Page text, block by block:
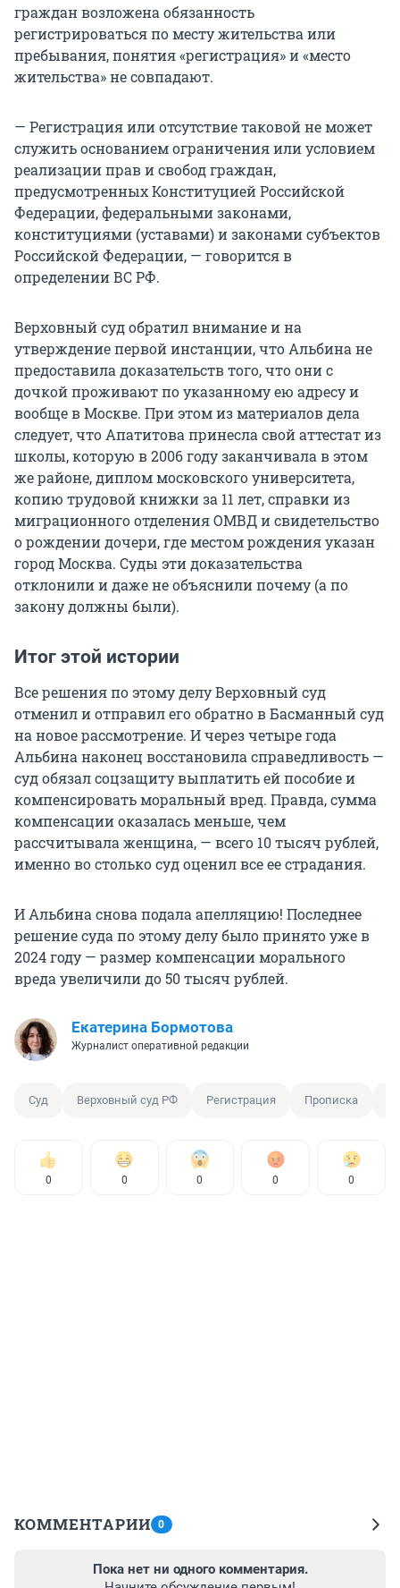
граждан возложена обязанность
регистрироваться по месту жительства или
пребывания, понятия «регистрация» и «место
жительства» не совпадают.
— Регистрация или отсутствие таковой не может
служить основанием ограничения или условием
реализации прав и свобод граждан,
предусмотренных Конституцией Российской
Федерации, федеральными законами,
конституциями (уставами) и законами субъектов
Российской Федерации, — говорится в
определении ВС РФ.
Верховный суд обратил внимание и на
утверждение первой инстанции, что Альбина не
предоставила доказательств того, что они с
дочкой проживают по указанному ею адресу и
вообще в Москве. При этом из материалов дела
следует, что Апатитова принесла свой аттестат из
школы, которую в 2006 году заканчивала в этом
же районе, диплом московского университета,
копию трудовой книжки за 11 лет, справки из
миграционного отделения ОМВД и свидетельство
о рождении дочери, где местом рождения указан
город Москва. Суды эти доказательства
отклонили и даже не объяснили почему (а по
закону должны были).
Итог этой истории
Все решения по этому делу Верховный суд
отменил и отправил его обратно в Басманный суд
на новое рассмотрение. И через четыре года
Альбина наконец восстановила справедливость —
суд обязал соцзащиту выплатить ей пособие и
компенсировать моральный вред. Правда, сумма
компенсации оказалась меньше, чем
рассчитывала женщина, — всего 10 тысяч рублей,
именно во столько суд оценил все ее страдания.
И Альбина снова подала апелляцию! Последнее
решение суда по этому делу было принято уже в
2024 году — размер компенсации морального
вреда увеличили до 50 тысяч рублей.
Екатерина Бормотова
Журналист оперативной редакции
Суд Верховный суд РФ Регистрация Прописка
0 0 0 0 0
КОММЕНТАРИИ 0
Пока нет ни одного комментария.